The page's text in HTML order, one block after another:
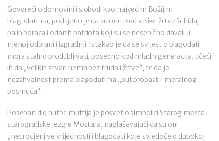
Govoreći o domovini i slobodi kao najvećim Božijim
blagodatima, podsjetio je da su one plod velike žrtve šehida,
palih boraca i odanih patriota koji su se nesebično davali u
njenoj odbrani i izgradnji. Istakao je da se svijest o blagodati
mora stalno produbljivati, posebno kod mladih generacija, učeći
ih da „velikih stvari nema bez truda i žrtve“, te da je
nezahvalnost prema blagodatima „put propasti i moralnog
posrnuća“.
Poseban dio hutbe muftija je posvetio simbolici Starog mosta i
starogradske jezgre Mostara, naglašavajući da su oni
„neprocjenjive vrijednosti i blagodati koje svjedoče o dubokoj